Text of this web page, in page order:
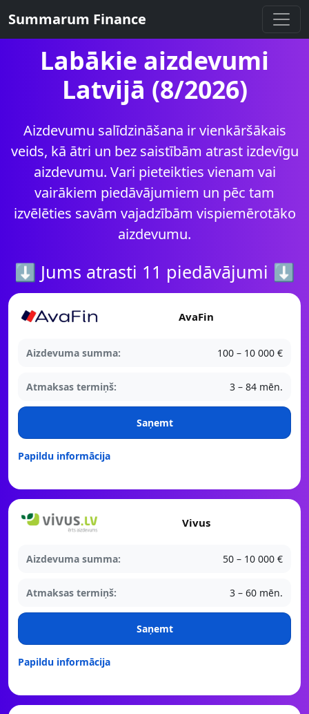
Summarum Finance
Labākie aizdevumi
Latvijā (8/2026)
Aizdevumu salīdzināšana ir vienkāršākais
veids, kā ātri un bez saistībām atrast izdevīgu
aizdevumu. Vari pieteikties vienam vai
vairākiem piedāvājumiem un pēc tam
izvēlēties savām vajadzībām vispiemērotāko
aizdevumu.
⬇ Jums atrasti 11 piedāvājumi ⬇
AvaFin
Aizdevuma summa: 100 – 10 000 €
Atmaksas termiņš: 3 – 84 mēn.
Saņemt
Papildu informācija
Vivus
Aizdevuma summa: 50 – 10 000 €
Atmaksas termiņš: 3 – 60 mēn.
Saņemt
Papildu informācija